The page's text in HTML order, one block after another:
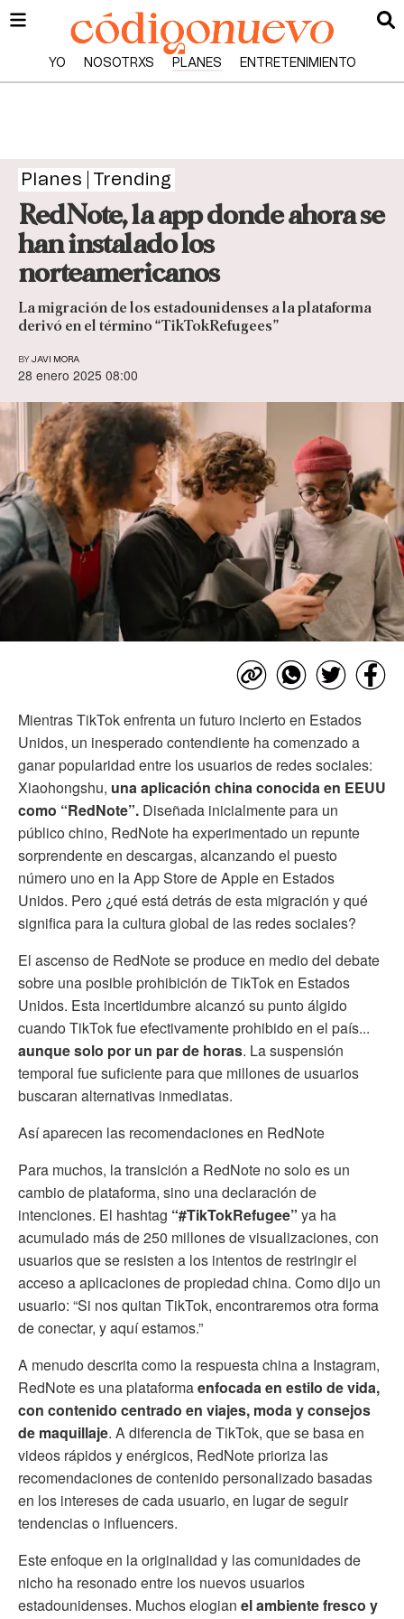
YO NOSOTRXS PLANES ENTRETENIMIENTO
Planes Trending
RedNote, la app donde ahora se
han instalado los
norteamericanos
La migración de los estadounidenses a la plataforma
derivó en el término “TikTokRefugees”
BY JAVI MORA
28 enero 2025 08:00
Mientras TikTok enfrenta un futuro incierto en Estados
Unidos, un inesperado contendiente ha comenzado a
ganar popularidad entre los usuarios de redes sociales:
Xiaohongshu, una aplicación china conocida en EEUU
como “RedNote”. Diseñada inicialmente para un
público chino, RedNote ha experimentado un repunte
sorprendente en descargas, alcanzando el puesto
número uno en la App Store de Apple en Estados
Unidos. Pero ¿qué está detrás de esta migración y qué
significa para la cultura global de las redes sociales?
El ascenso de RedNote se produce en medio del debate
sobre una posible prohibición de TikTok en Estados
Unidos. Esta incertidumbre alcanzó su punto álgido
cuando TikTok fue efectivamente prohibido en el país...
aunque solo por un par de horas. La suspensión
temporal fue suficiente para que millones de usuarios
buscaran alternativas inmediatas.
Así aparecen las recomendaciones en RedNote
Para muchos, la transición a RedNote no solo es un
cambio de plataforma, sino una declaración de
intenciones. El hashtag “#TikTokRefugee” ya ha
acumulado más de 250 millones de visualizaciones, con
usuarios que se resisten a los intentos de restringir el
acceso a aplicaciones de propiedad china. Como dijo un
usuario: “Si nos quitan TikTok, encontraremos otra forma
de conectar, y aquí estamos.”
A menudo descrita como la respuesta china a Instagram,
RedNote es una plataformaenfocada en estilo de vida,
con contenido centrado en viajes, moda y consejos
de maquillaje. A diferencia de TikTok, que se basa en
videos rápidos y enérgicos, RedNote prioriza las
recomendaciones de contenido personalizado basadas
en los intereses de cada usuario, en lugar de seguir
tendencias o influencers.
Este enfoque en la originalidad y las comunidades de
nicho ha resonado entre los nuevos usuarios
estadounidenses. Muchos elogian el ambiente fresco y